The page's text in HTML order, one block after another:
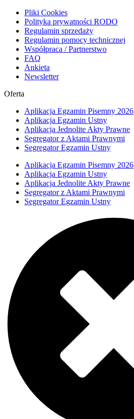
Pliki Cookies
Polityka prywatności RODO
Regulamin sprzedaży
Regulamin pomocy technicznej
Współpraca / Partnerstwo
FAQ
Ankieta
Newsletter
Oferta
Aplikacja Egzamin Pisemny 2026
Aplikacja Egzamin Ustny
Aplikacja Jednolite Akty Prawne
Segregator z Aktami Prawnymi
Segregator Egzamin Ustny
Aplikacja Egzamin Pisemny 2026
Aplikacja Egzamin Ustny
Aplikacja Jednolite Akty Prawne
Segregator z Aktami Prawnymi
Segregator Egzamin Ustny